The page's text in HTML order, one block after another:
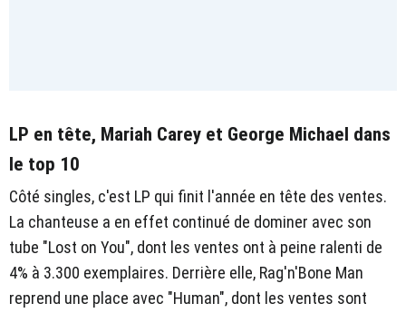
LP en tête, Mariah Carey et George Michael dans
le top 10
Côté singles, c'est LP qui finit l'année en tête des ventes.
La chanteuse a en effet continué de dominer avec son
tube "Lost on You", dont les ventes ont à peine ralenti de
4% à 3.300 exemplaires. Derrière elle, Rag'n'Bone Man
reprend une place avec "Human", dont les ventes sont